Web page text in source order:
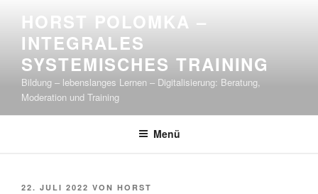
springen
HORST POLOMKA –
INTEGRALES
SYSTEMISCHES TRAINING
Bildung – lebenslanges Lernen – Digitalisierung: Beratung,
Moderation und Training
Menü
VERÖFFENTLICHT
22. JULI 2022 VON HORST